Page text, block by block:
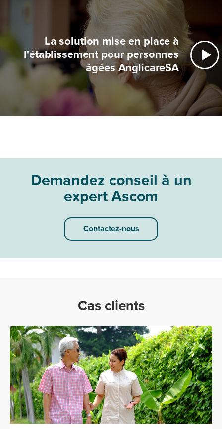
La solution mise en place à
l'établissement pour personnes
âgées AnglicareSA
Demandez conseil à un
expert Ascom
Contactez-nous
Cas clients